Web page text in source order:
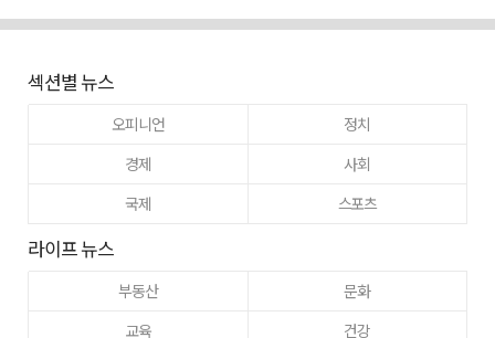
섹션별 뉴스
오피니언
정치
경제
사회
국제
스포츠
라이프 뉴스
부동산
문화
교육
건강